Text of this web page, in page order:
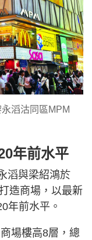
滔沽同區MPM
年前水平
滔與梁紹鴻於
造商場，以最新
年前水平。
場樓高8層，總